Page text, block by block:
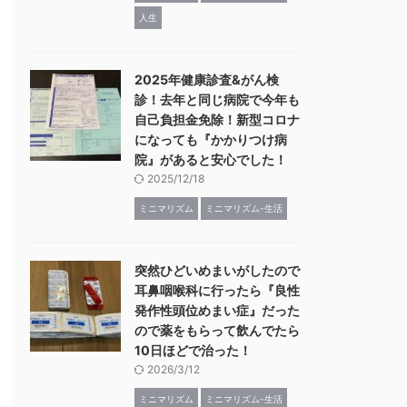
人生
2025年健康診査&がん検
診！去年と同じ病院で今年も
自己負担金免除！新型コロナ
になっても『かかりつけ病
院』があると安心でした！
2025/12/18
ミニマリズム ミニマリズム-生活
突然ひどいめまいがしたので
耳鼻咽喉科に行ったら『良性
発作性頭位めまい症』だった
ので薬をもらって飲んでたら
10日ほどで治った！
2026/3/12
ミニマリズム ミニマリズム-生活